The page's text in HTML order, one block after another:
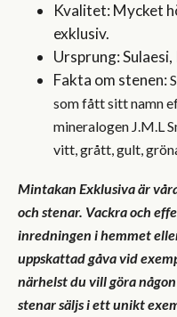
Kvalitet: Mycket
exklusiv.
Ursprung:
Fakta om stenen:
som fått sitt namn
mineralogen J.M.L
vitt, grått, gult,
Mintakan Exklusiva är
och stenar. Vackra och
inredningen i hemmet
uppskattad gåva vid
närhelst du vill göra
stenar säljs i ett unikt